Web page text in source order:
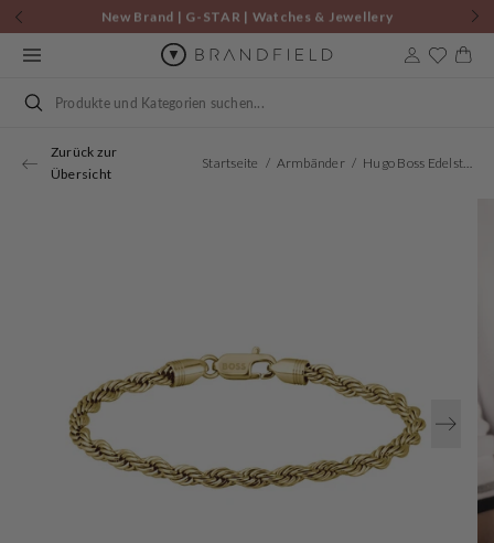
Zum
Inhalt
springen
New Brand | G-STAR | Watches & Jewellery
Suchen
Zurück zur
Übersicht
Startseite Armbänder Hugo Boss Edelstahl Goldfarbenes Herren Gliederarmband HBJ1580810M
Medien
1